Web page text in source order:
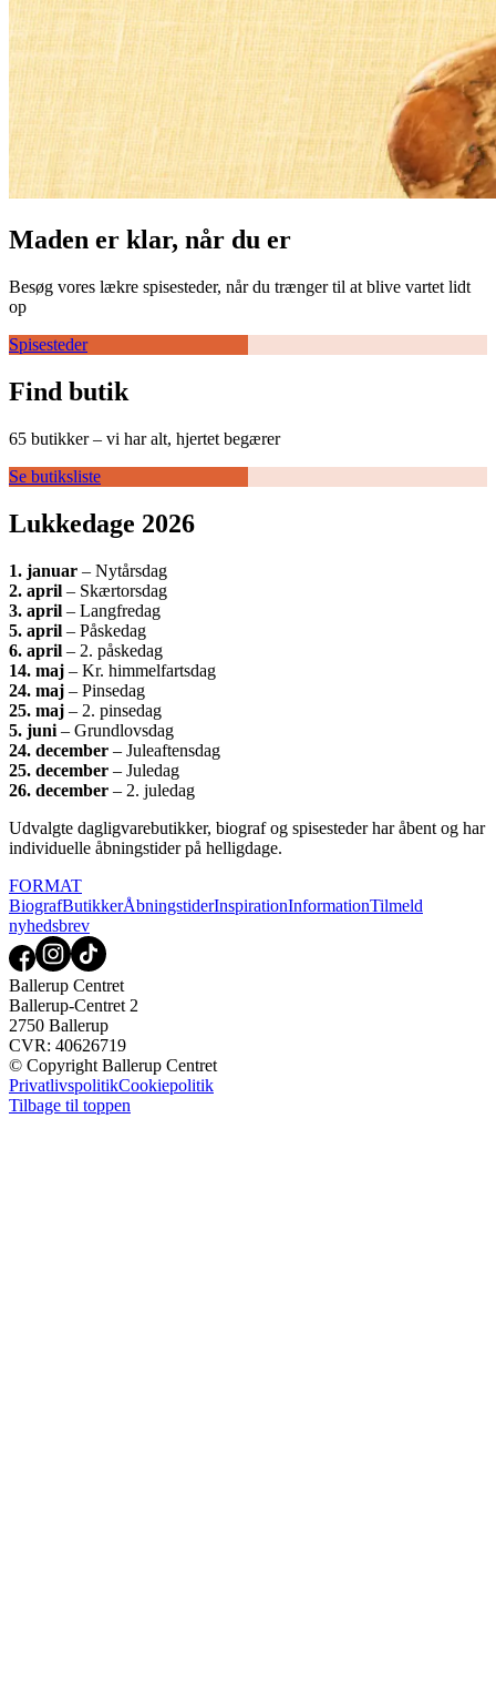
Maden er klar, når du er
Besøg vores lækre spisesteder, når du trænger til at blive vartet lidt
op
Spisesteder
Find butik
65 butikker – vi har alt, hjertet begærer
Se butiksliste
Lukkedage 2026
1. januar – Nytårsdag
2. april – Skærtorsdag
3. april – Langfredag
5. april – Påskedag
6. april – 2. påskedag
14. maj – Kr. himmelfartsdag
24. maj – Pinsedag
25. maj – 2. pinsedag
5. juni – Grundlovsdag
24. december – Juleaftensdag
25. december – Juledag
26. december – 2. juledag
Udvalgte dagligvarebutikker, biograf og spisesteder har åbent og har
individuelle åbningstider på helligdage.
FORMAT
BiografButikkerÅbningstiderInspirationInformationTilmeld
nyhedsbrev
Ballerup Centret
Ballerup-Centret 2
2750 Ballerup
CVR: 40626719
© Copyright Ballerup Centret
PrivatlivspolitikCookiepolitik
Tilbage til toppen